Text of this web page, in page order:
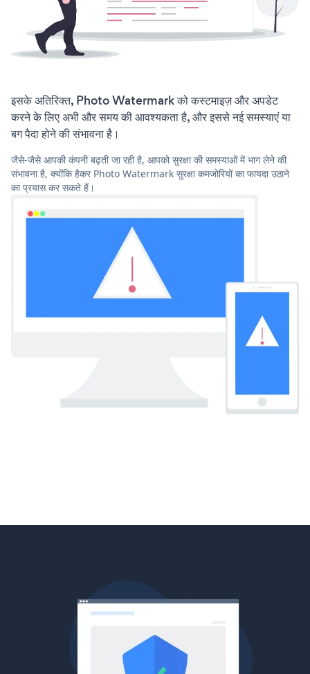
इसके अतिरिक्त, Photo Watermark को कस्टमाइज़ और अपडेट
करने के लिए अभी और समय की आवश्यकता है, और इससे नई समस्याएं या
बग पैदा होने की संभावना है।
जैसे-जैसे आपकी कंपनी बढ़ती जा रही है, आपको सुरक्षा की समस्याओं में भाग लेने की
संभावना है, क्योंकि हैकर Photo Watermark सुरक्षा कमजोरियों का फायदा उठाने
का प्रयास कर सकते हैं।